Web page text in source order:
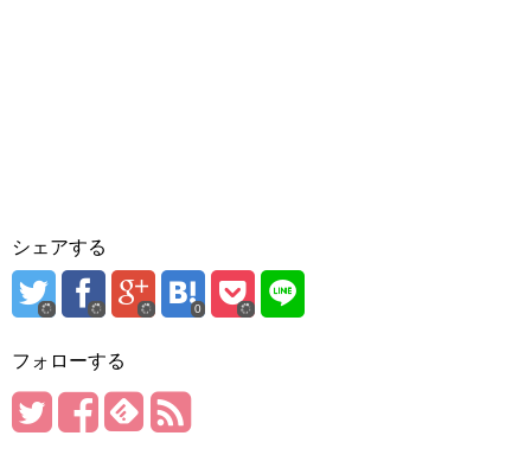
シェアする
0
フォローする